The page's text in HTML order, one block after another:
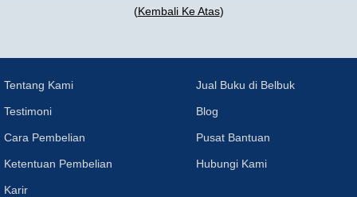
(Kembali Ke Atas)
Tentang Kami
Testimoni
Cara Pembelian
Ketentuan Pembelian
Karir
Jual Buku di Belbuk
Blog
Pusat Bantuan
Hubungi Kami